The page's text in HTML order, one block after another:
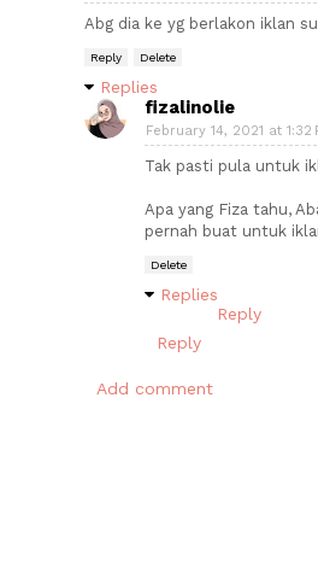
Abg dia ke yg berlakon iklan
Reply Delete
Replies
fizalinolie
February 14, 2021 at 1:32
Tak pasti pula untuk
Apa yang Fiza tahu,
pernah buat untuk
Delete
Replies
Reply
Reply
Add comment